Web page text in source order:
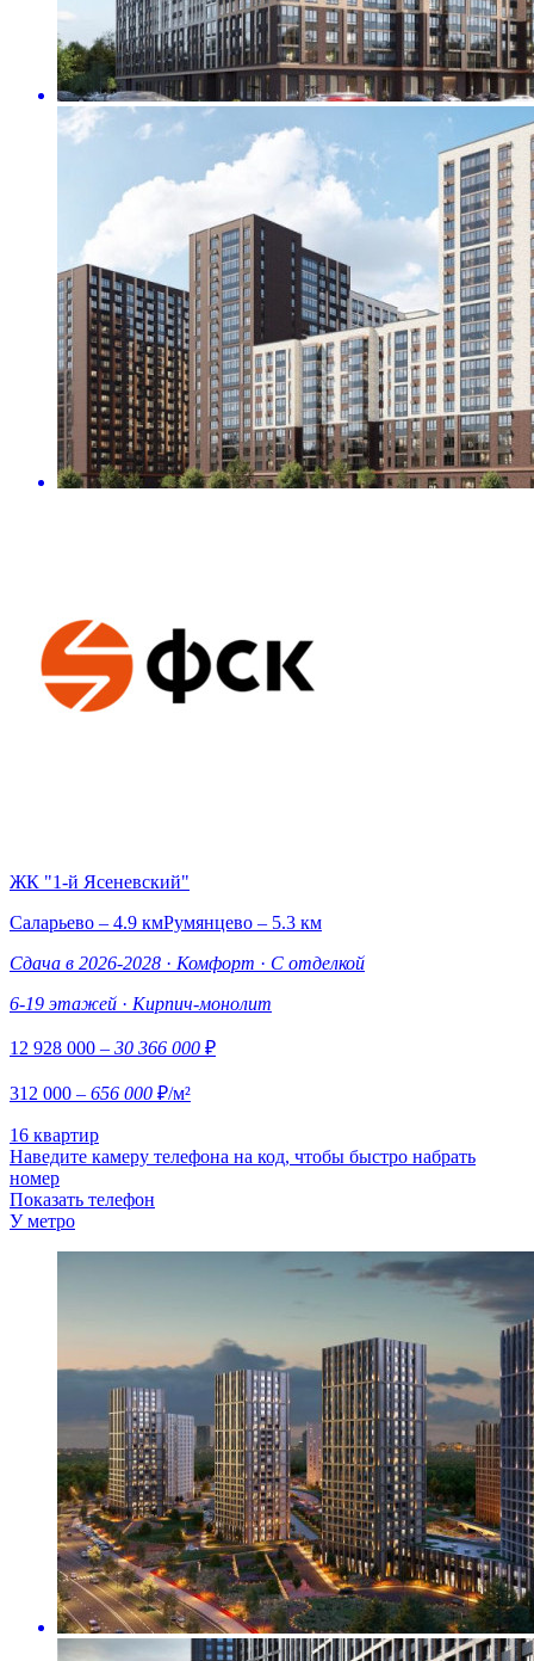
ЖК "1-й Ясеневский"
Саларьево – 4.9 кмРумянцево – 5.3 км
Сдача в 2026-2028 · Комфорт · С отделкой
6-19 этажей · Кирпич-монолит
12 928 000 – 30 366 000 ₽
312 000 – 656 000 ₽/м²
16 квартир
Наведите камеру телефона на код, чтобы быстро набрать
номер
Показать телефон
У метро